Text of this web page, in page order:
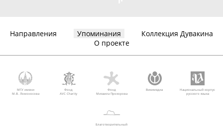
Направления Упоминания
Коллекция Дувакина
О проекте
МГУ имени
М.В. Ломоносова
Фонд
AVC Charity
Фонд
Михаила Прохорова
Викимедиа
Национальный корпус
русского языка
Благотворительный